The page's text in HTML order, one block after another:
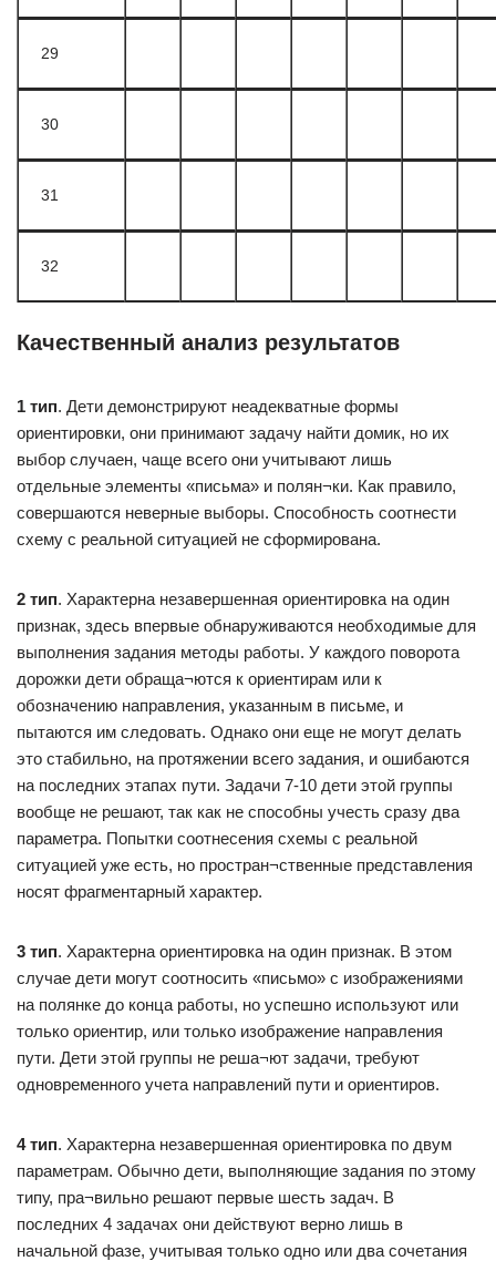
29
30
31
32
Качественный анализ результатов
1 тип. Дети демонстрируют неадекватные формы
ориентировки, они принимают задачу найти домик, но их
выбор случаен, чаще всего они учитывают лишь
отдельные элементы «письма» и полян¬ки. Как правило,
совершаются неверные выборы. Способность соотнести
схему с реальной ситуацией не сформирована.
2 тип. Характерна незавершенная ориентировка на один
признак, здесь впервые обнаруживаются необходимые для
выполнения задания методы работы. У каждого поворота
дорожки дети обраща¬ются к ориентирам или к
обозначению направления, указанным в письме, и
пытаются им следовать. Однако они еще не могут делать
это стабильно, на протяжении всего задания, и ошибаются
на последних этапах пути. Задачи 7-10 дети этой группы
вообще не решают, так как не способны учесть сразу два
параметра. Попытки соотнесения схемы с реальной
ситуацией уже есть, но простран¬ственные представления
носят фрагментарный характер.
3 тип. Характерна ориентировка на один признак. В этом
случае дети могут соотносить «письмо» с изображениями
на полянке до конца работы, но успешно используют или
только ориентир, или только изображение направления
пути. Дети этой группы не реша¬ют задачи, требуют
одновременного учета направлений пути и ориентиров.
4 тип. Характерна незавершенная ориентировка по двум
параметрам. Обычно дети, выполняющие задания по этому
типу, пра¬вильно решают первые шесть задач. В
последних 4 задачах они действуют верно лишь в
начальной фазе, учитывая только одно или два сочетания